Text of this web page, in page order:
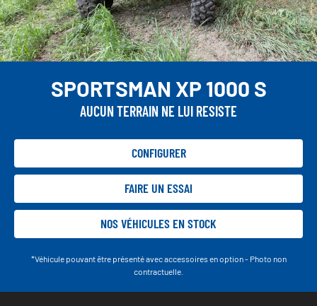
SPORTSMAN XP 1000 S
AUCUN TERRAIN NE LUI RESISTE
CONFIGURER
FAIRE UN ESSAI
NOS VÉHICULES EN STOCK
*Véhicule pouvant être présenté avec accessoires en option - Photo non
contractuelle.